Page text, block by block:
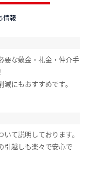
情報
要な敷金・礼金・仲介手
にもおすすめです。
て説明しております。
引越しも楽々で安心で